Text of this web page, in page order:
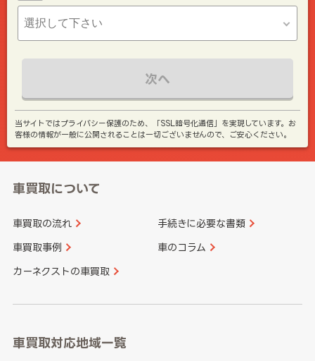
次へ
当サイトではプライバシー保護のため、「SSL暗号化通信」を実現しています。お
客様の情報が一般に公開されることは一切ございませんので、ご安心ください。
車買取について
車買取の流れ 手続きに必要な書類
車買取事例 車のコラム
カーネクストの車買取
車買取対応地域一覧